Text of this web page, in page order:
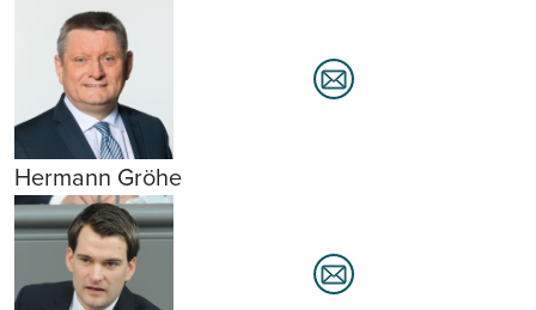
Hermann Gröhe